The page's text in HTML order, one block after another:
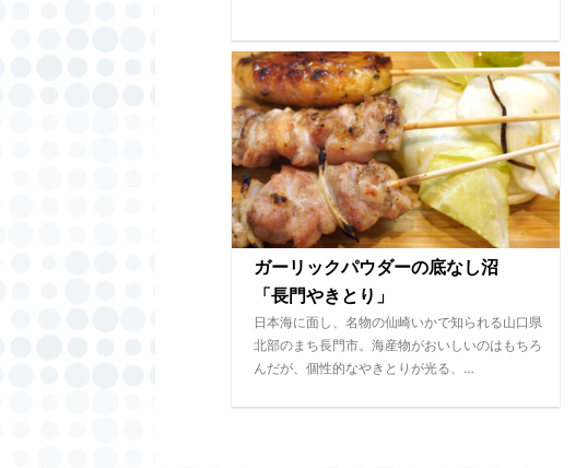
ガーリックパウダーの底なし沼
「長門やきとり」
日本海に面し、名物の仙崎いかで知られる山口県
北部のまち長門市。海産物がおいしいのはもちろ
んだが、個性的なやきとりが光る、…